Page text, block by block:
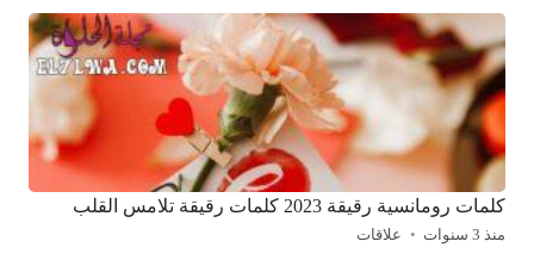
كلمات رومانسية رقيقة 2023 كلمات رقيقة تلامس القلب
منذ 3 سنوات علاقات